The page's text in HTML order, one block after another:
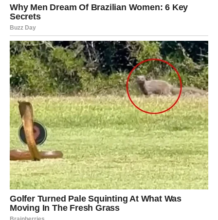
A istina je sasvim drugačija.
Vrijediš mnogo više nego što misliš.
Vrijediš više od svake suze koju si prolila zbog pogrešne
osobe.
Vrijediš više od svake laži koju si povjerovala.
Vrijediš više od svakog trenutka u kojem si sumnjala u
sebe.
Zato sačuvaj sebe.
Podigni glavu.